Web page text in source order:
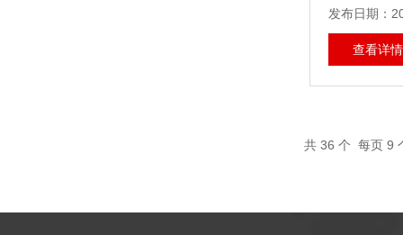
发布日期：
查看详情
共 36 个 每页 9